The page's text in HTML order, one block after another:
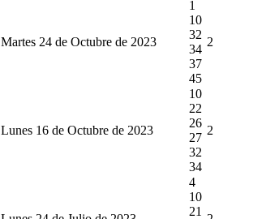
Martes 24 de Octubre de 2023
1
10
32
34
37
45
2
Lunes 16 de Octubre de 2023
10
22
26
27
32
34
2
4
10
21